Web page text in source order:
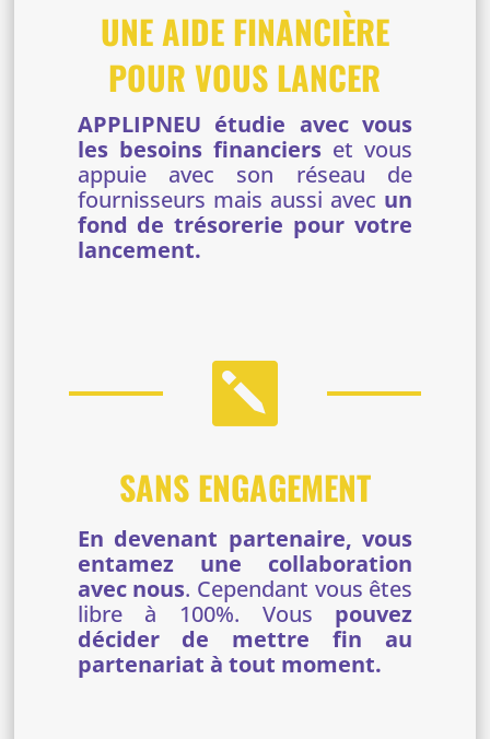
UNE AIDE FINANCIÈRE
POUR VOUS LANCER
APPLIPNEU étudie avec vous
les besoins financiers et vous
appuie avec son réseau de
fournisseurs mais aussi avec un
fond de trésorerie pour votre
lancement.

SANS ENGAGEMENT
En devenant partenaire, vous
entamez une collaboration
avec nous. Cependant vous êtes
libre à 100%. Vous pouvez
décider de mettre fin au
partenariat à tout moment.